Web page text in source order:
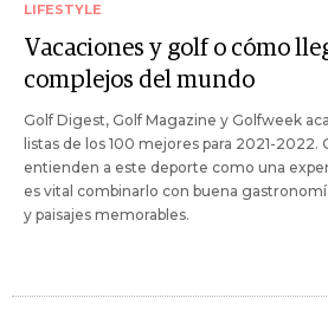
LIFESTYLE
Vacaciones y golf o cómo
complejos del mundo
Golf Digest, Golf Magazine y Golfweek
listas de los 100 mejores para 2021-2022.
entienden a este deporte como una
es vital combinarlo con buena
y paisajes memorables.